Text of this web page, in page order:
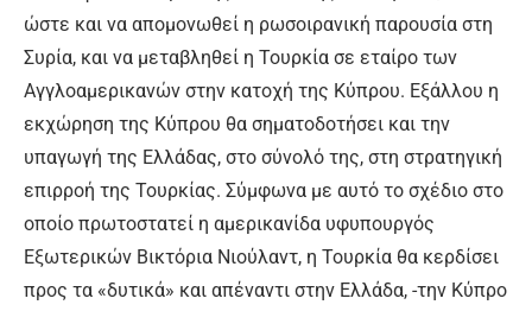
ώστε και να απομονωθεί η ρωσοιρανική παρουσία στη
Συρία, και να μεταβληθεί η Τουρκία σε εταίρο των
Αγγλοαμερικανών στην κατοχή της Κύπρου. Εξάλλου η
εκχώρηση της Κύπρου θα σηματοδοτήσει και την
υπαγωγή της Ελλάδας, στο σύνολό της, στη στρατηγική
επιρροή της Τουρκίας. Σύμφωνα με αυτό το σχέδιο στο
οποίο πρωτοστατεί η αμερικανίδα υφυπουργός
Εξωτερικών Βικτόρια Νιούλαντ, η Τουρκία θα κερδίσει
προς τα «δυτικά» και απέναντι στην Ελλάδα, -την Κύπρο